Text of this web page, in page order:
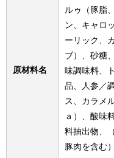
原材料名
ルゥ（豚脂
ン、キャロ
ーリック、
ブ）、砂糖
味調味料、
品、人参／
ス、カラメ
ａ）、酸味
料抽出物、
豚肉を含む）